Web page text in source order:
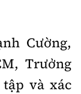
Cường,
Trưởng
và xác